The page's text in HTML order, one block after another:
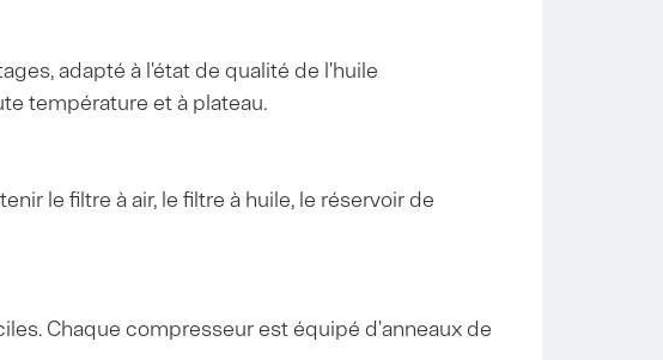
adapté à l'état de qualité de l'huile
température et à plateau.
le filtre à air, le filtre à huile, le réservoir de
Chaque compresseur est équipé d'anneaux de